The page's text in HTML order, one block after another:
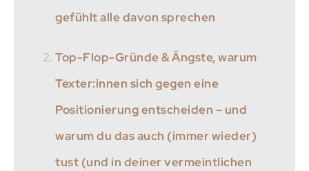
gefühlt alle davon sprechen
Top-Flop-Gründe & Ängste, warum
Texter:innen sich gegen eine
Positionierung entscheiden – und
warum du das auch (immer wieder)
tust (und in deiner vermeintlichen